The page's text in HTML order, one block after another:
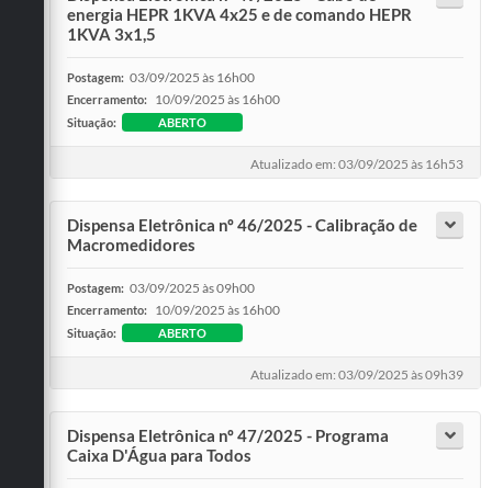
energia HEPR 1KVA 4x25 e de comando HEPR
1KVA 3x1,5
Postagem: 03/09/2025 às 16h00
Encerramento: 10/09/2025 às 16h00
Situação: ABERTO
Atualizado em: 03/09/2025 às 16h53
Dispensa Eletrônica nº 46/2025 - Calibração de
Macromedidores
Postagem: 03/09/2025 às 09h00
Encerramento: 10/09/2025 às 16h00
Situação: ABERTO
Atualizado em: 03/09/2025 às 09h39
Dispensa Eletrônica nº 47/2025 - Programa
Caixa D'Água para Todos